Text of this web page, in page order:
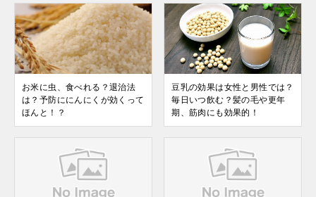
お米に虫、食べれる？退治法
は？予防ににんにくが効くって
ほんと！？
豆乳の効果は女性と男性では？
毎日いつ飲む？髪の毛や更年
期、筋肉にも効果的！